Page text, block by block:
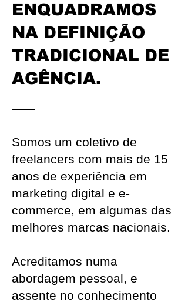
ENQUADRAMOS
NA DEFINIÇÃO
TRADICIONAL DE
AGÊNCIA.
Somos um coletivo de
freelancers com mais de 15
anos de experiência em
marketing digital e e-
commerce, em algumas das
melhores marcas nacionais.
Acreditamos numa
abordagem pessoal, e
assente no conhecimento